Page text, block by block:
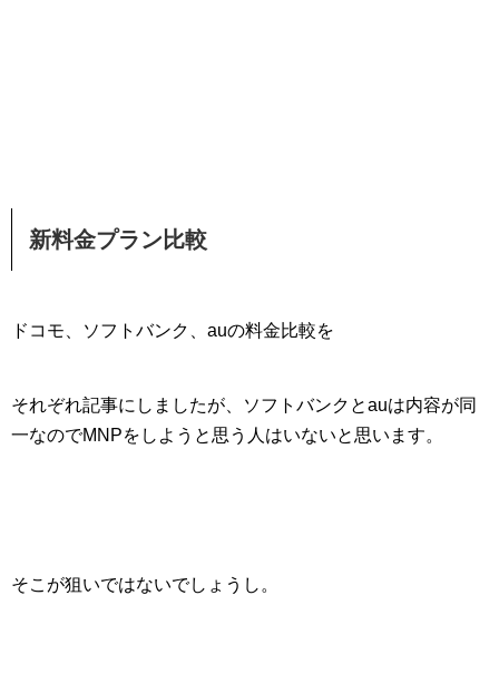
新料金プラン比較
ドコモ、ソフトバンク、auの料金比較を
それぞれ記事にしましたが、ソフトバンクとauは内容が同
一なのでMNPをしようと思う人はいないと思います。
そこが狙いではないでしょうし。